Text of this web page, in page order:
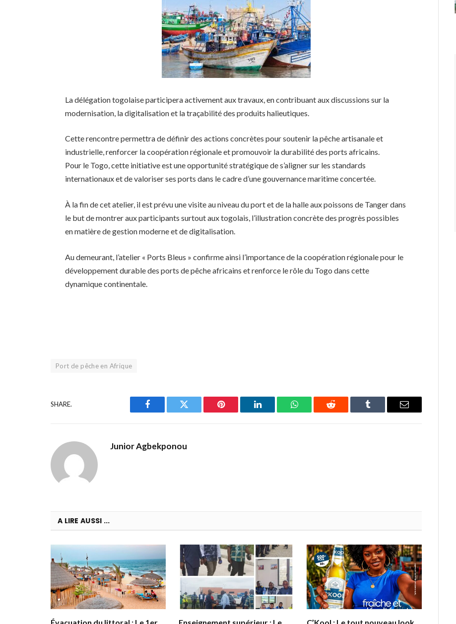
La délégation togolaise participera activement aux travaux, en contribuant aux discussions sur la
modernisation, la digitalisation et la traçabilité des produits halieutiques.
Cette rencontre permettra de définir des actions concrètes pour soutenir la pêche artisanale et
industrielle, renforcer la coopération régionale et promouvoir la durabilité des ports africains.
Pour le Togo, cette initiative est une opportunité stratégique de s’aligner sur les standards
internationaux et de valoriser ses ports dans le cadre d’une gouvernance maritime concertée.
À la fin de cet atelier, il est prévu une visite au niveau du port et de la halle aux poissons de Tanger dans
le but de montrer aux participants surtout aux togolais, l’illustration concrète des progrès possibles
en matière de gestion moderne et de digitalisation.
Au demeurant, l’atelier « Ports Bleus » confirme ainsi l’importance de la coopération régionale pour le
développement durable des ports de pêche africains et renforce le rôle du Togo dans cette
dynamique continentale.
Port de pêche en Afrique
SHARE.
Facebook Twitter Pinterest LinkedIn WhatsAppReddit Tumblr Email
Junior Agbekponou
A LIRE AUSSI ...